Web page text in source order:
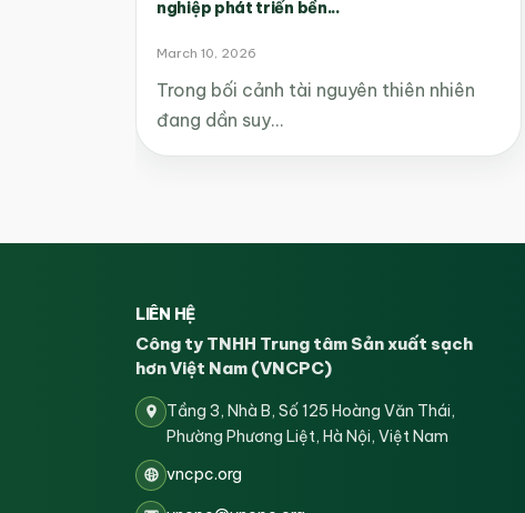
nghiệp phát triển bền...
March 10, 2026
Trong bối cảnh tài nguyên thiên nhiên
đang dần suy…
LIÊN HỆ
Công ty TNHH Trung tâm Sản xuất sạch
hơn Việt Nam (VNCPC)
Tầng 3, Nhà B, Số 125 Hoàng Văn Thái,
Phường Phương Liệt, Hà Nội, Việt Nam
vncpc.org